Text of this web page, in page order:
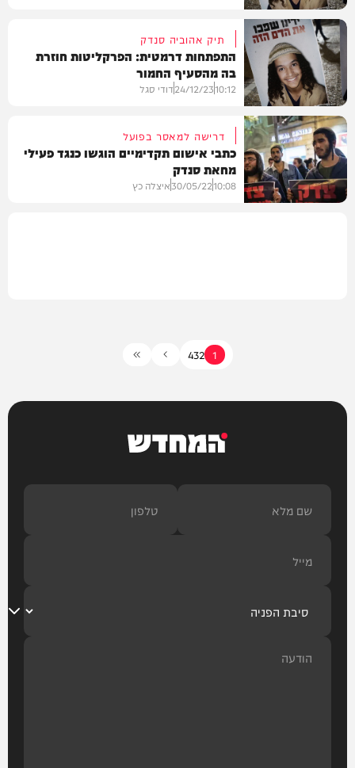
משפט
משפט
תיק אהוביה סנדק
התפתחות דרמטית: הפרקליטות חוזרת
בה מהסעיף החמור
10:12
24/12/23דודי סגל
דרישה למאסר בפועל
כתבי אישום תקדימיים הוגשו כנגד פעילי
מחאת סנדק
10:08
30/05/22איצלה כץ
1
2
3
4
המחדש